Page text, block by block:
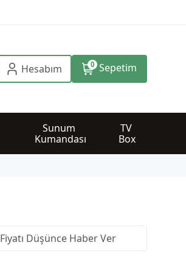
Hesabım 0 Sepetim
Sunum
Kumandası
TV
Box
Fiyatı Düşünce Haber Ver